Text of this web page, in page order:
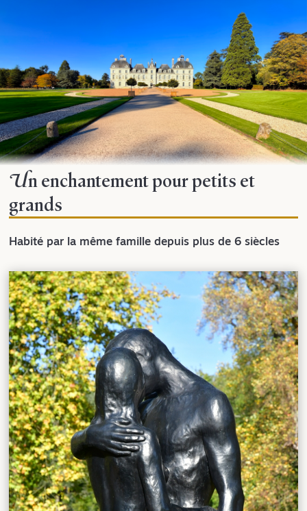
Un enchantement pour petits et
grands
Habité par la même famille depuis plus de 6 siècles